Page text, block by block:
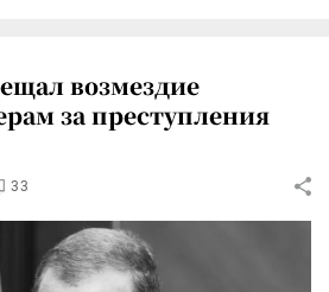
возмездие
за преступления
33